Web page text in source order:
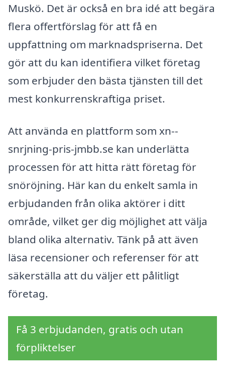
Muskö. Det är också en bra idé att begära
flera offertförslag för att få en
uppfattning om marknadspriserna. Det
gör att du kan identifiera vilket företag
som erbjuder den bästa tjänsten till det
mest konkurrenskraftiga priset.
Att använda en plattform som xn--
snrjning-pris-jmbb.se kan underlätta
processen för att hitta rätt företag för
snöröjning. Här kan du enkelt samla in
erbjudanden från olika aktörer i ditt
område, vilket ger dig möjlighet att välja
bland olika alternativ. Tänk på att även
läsa recensioner och referenser för att
säkerställa att du väljer ett pålitligt
företag.
Få 3 erbjudanden, gratis och utan
förpliktelser